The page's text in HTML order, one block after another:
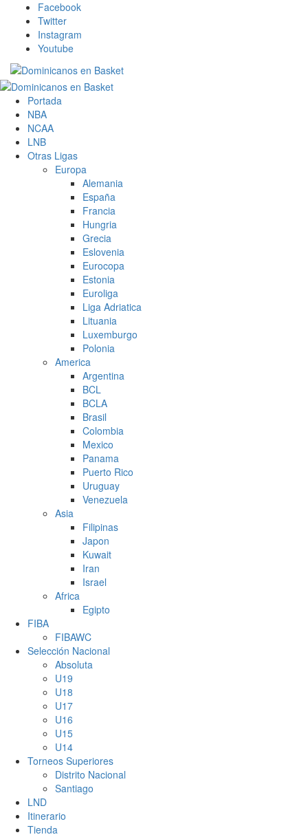
contenido
Facebook
Twitter
Instagram
Youtube
Menú
principalPortada
NBA
NCAA
LNB
Otras Ligas
Europa
Alemania
España
Francia
Hungria
Grecia
Eslovenia
Eurocopa
Estonia
Euroliga
Liga Adriatica
Lituania
Luxemburgo
Polonia
America
Argentina
BCL
BCLA
Brasil
Colombia
Mexico
Panama
Puerto Rico
Uruguay
Venezuela
Asia
Filipinas
Japon
Kuwait
Iran
Israel
Africa
Egipto
FIBA
FIBAWC
Selección Nacional
Absoluta
U19
U18
U17
U16
U15
U14
Torneos Superiores
Distrito Nacional
Santiago
LND
Itinerario
Tienda